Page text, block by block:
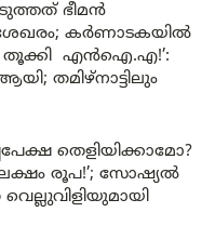
ഭീമൻ
കർണാടകയിൽ
തൂക്കി എൻഐ.എ!’:
തമിഴ്‌നാട്ടിലും
തെളിയിക്കാമോ?
ലക്ഷം രൂപ!’; സോഷ്യൽ